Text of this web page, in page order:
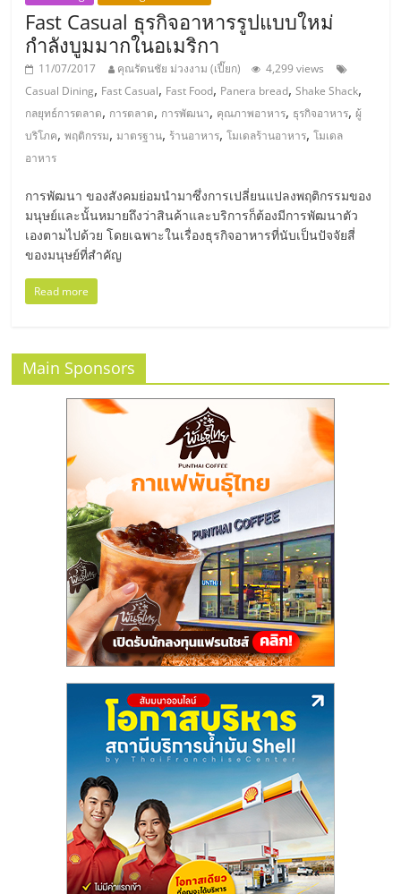
รน
ไชส์,
ศูนย์
รวม
แฟ
รน
ไชส์
พร้อม
สำหรับ
เปิด
ร้าน
ระบบ
แฟ
Fast Casual ธุรกิจอาหารรูปแบบใหม่
กำลังบูมมากในอเมริกา
11/07/2017 คุณรัตนชัย ม่วงงาม (เปี๊ยก)
4,299 views
Casual Dining, Fast Casual, Fast Food, Panera bread,Shake Shack,
กลยุทธ์การตลาด, การตลาด, การพัฒนา, คุณภาพอาหาร, ธุรกิจอาหาร,ผู้
บริโภค,พฤติกรรม,มาตรฐาน, ร้านอาหาร,โมเดลร้านอาหาร,โมเดล
อาหาร
การพัฒนา ของสังคมย่อมนำมาซึ่งการเปลี่ยนแปลงพฤติกรรมของ
มนุษย์และนั้นหมายถึงว่าสินค้าและบริการก็ต้องมีการพัฒนาตัว
เองตามไปด้วย โดยเฉพาะในเรื่องธุรกิจอาหารที่นับเป็นปัจจัยสี่
ของมนุษย์ที่สำคัญ
Read more
Main Sponsors